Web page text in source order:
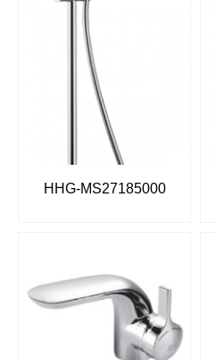
HHG-MS27185000